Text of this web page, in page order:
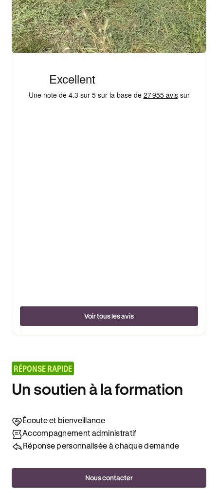
Voir tous les avis
RÉPONSE RAPIDE
Un soutien à la formation
Écoute et bienveillance
Accompagnement administratif
Réponse personnalisée à chaque demande
Nous contacter